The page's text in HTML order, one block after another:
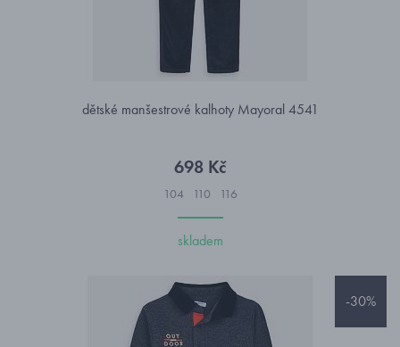
dětské manšestrové kalhoty Mayoral 4541
698 Kč
104 110 116
skladem
-30%